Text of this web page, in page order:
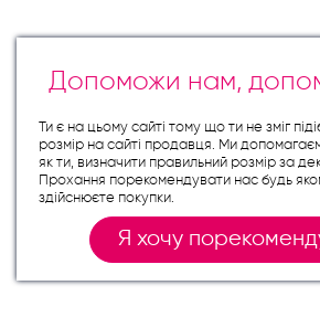
Допоможи нам,
Ти є на цьому сайті тому що ти не зміг
розмір на сайті продавця. Ми
як ти, визначити правильний розмір за
Прохання порекомендувати нас будь
здійснюєте покупки.
Я хочу